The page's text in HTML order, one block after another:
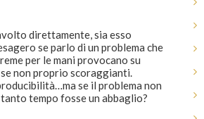
direttamente, sia esso
se parlo di un problema che
per le mani provocano su
non proprio scoraggianti.
se il problema non
tempo fosse un abbaglio?